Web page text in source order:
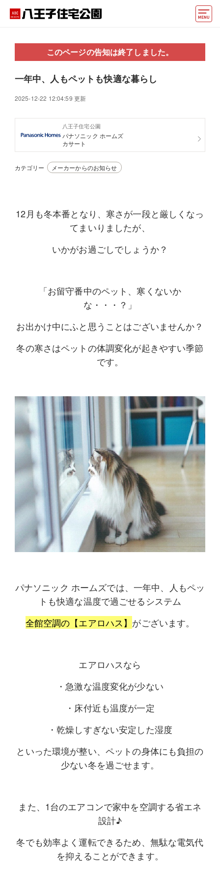
住宅会社・ハウスメーカー
イベント情報・プレゼント
アクセス
好みからモデルハウスを探す
住まいづくりお役立ち情報
他の展示場 ABCハウジングトップ
このページの告知は終了しました。
一年中、人もペットも快適な暮らし
2025-12-22 12:04:59 更新
八王子住宅公園
パナソニック ホームズ
カサート
カテゴリー メーカーからのお知らせ
12月も冬本番となり、寒さが一段と厳しくなっ
てまいりましたが、
いかがお過ごしでしょうか？
「お留守番中のペット、寒くないか
な・・・？」
お出かけ中にふと思うことはございませんか？
冬の寒さはペットの体調変化が起きやすい季節
です。
パナソニック ホームズでは、一年中、人もペッ
トも快適な温度で過ごせるシステム
全館空調の【エアロハス】 がございます。
エアロハスなら
・急激な温度変化が少ない
・床付近も温度が一定
・乾燥しすぎない安定した湿度
といった環境が整い、ペットの身体にも負担の
少ない冬を過ごせます。
また、 1台のエアコンで家中を空調する省エネ
設計♪
冬でも効率よく運転できるため、無駄な電気代
を抑えることができます。